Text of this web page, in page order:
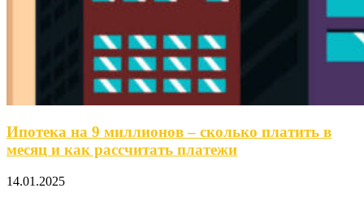
Ипотека на 9 миллионов – сколько платить в
месяц и как рассчитать платежи
14.01.2025